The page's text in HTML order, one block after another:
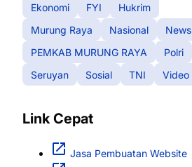
Ekonomi
FYI
Hukrim
Murung Raya
Nasional
News
PEMKAB MURUNG RAYA
Polri
Seruyan
Sosial TNI Video
Link Cepat
Jasa Pembuatan Website